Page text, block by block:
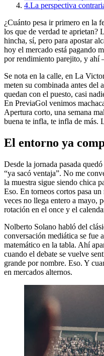
4.La perspectiva
¿Cuánto pesa ir primero en la
los que de verdad te aprietan?
hincha, sí, pero para apostar
hoy el mercado está pagando
por rendimiento parejito, y
Se nota en la calle, en La
meten su combinada antes del
quedan con el puesto, casi
En PreviaGol venimos
Apertura corto, una semana
buena te infla, te infla de más.
El entorno ya
Desde la jornada pasada
“ya sacó ventaja”. No me
la muestra sigue siendo chica
Eso. En torneos cortos pasa
veces no llega entero a mayo,
rotación en el once y el
Nolberto Solano habló del
conversación mediática se fue
matemático en la tabla. Ahí
cuando el debate se vuelve
grande por nombre. Eso. Y
en mercados alternos.